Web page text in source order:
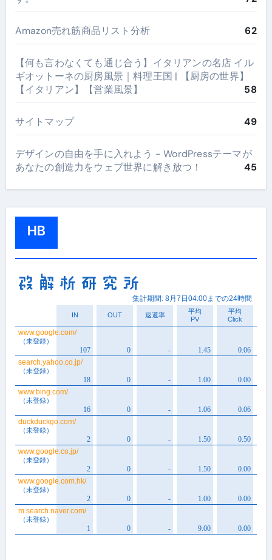
Amazon売れ筋商品リスト分析 62
【何も言わなくても通じ合う】イタリアンの名店 イル
ギオットーネの厨房風景｜料理王国 | 【厨房の世界】
【イタリアン】【営業風景】
58
サイトマップ 49
デザインの自由を手に入れよう - WordPressテーマが
あなたの創造力をウェブ世界に解き放つ！
45
HB